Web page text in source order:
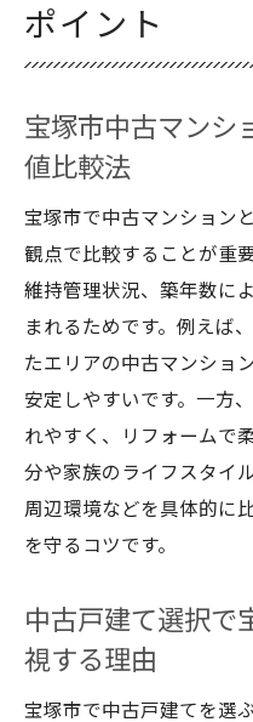
ポイント
宝塚市中古マンシ
値比較法
宝塚市で中古マンション
観点で比較することが重
維持管理状況、築年数に
まれるためです。例えば
たエリアの中古マンショ
安定しやすいです。一方
れやすく、リフォームで
分や家族のライフスタイ
周辺環境などを具体的に
を守るコツです。
中古戸建て選択で
視する理由
宝塚市で中古戸建てを選